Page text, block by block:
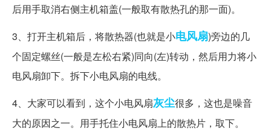
后用手取消右侧主机箱盖(一般取有散热孔的那一面)。
3、打开主机箱后，将散热器(也就是小电风扇)旁边的几
个固定螺丝(一般是左松右紧)同向(左)转动，然后用力将小
电风扇卸下。拆下小电风扇的电线。
4、大家可以看到，这个小电风扇灰尘很多，这也是噪音
大的原因之一。用手托住小电风扇上的散热片，取下。